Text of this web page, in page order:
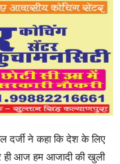
दर्जी ने कहा कि देश के लिए
ही आज हम आजादी की खुली